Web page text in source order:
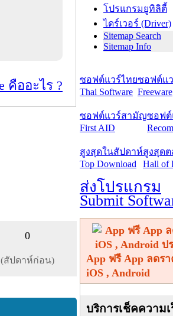
คืออะไร ?
0
(สัปดาห์ก่อน)
โปรแกรมยูทิลิตี้
ไดร์เวอร์ (Driver)
Sitemap Search
Sitemap Info
ซอฟต์แวร์ไทย
Thai Software
ซอฟต์แ
Freeware
ซอฟต์แวร์สามัญ
First AID
ซอฟต์
สูงสุดในสัปดาห์
Top Download
สูงสุด
Hall of
ส่งโปรแกรม
Submit
App ฟรี App ลดร
iOS , Android
บริการเช็คความเ